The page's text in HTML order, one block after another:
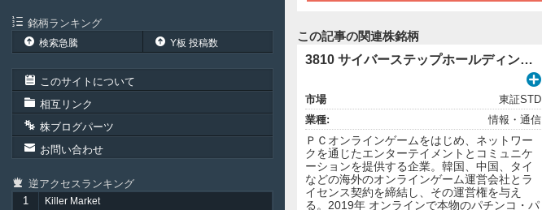
銘柄ランキング
検索急騰 Y板 投稿数
このサイトについて
相互リンク
株ブログパーツ
お問い合わせ
逆アクセスランキング
1
Killer Market
この記事の関連株銘柄
3810 サイバーステップホールディングス(株)
市場
東証STD
業種:
情報・通信
ＰＣオンラインゲームをはじめ、ネットワー
クを通じたエンターテイメントとコミュニケ
ーションを提供する企業。韓国、中国、タイ
などの海外のオンラインゲーム運営会社とラ
イセンス契約を締結し、その運営権を与え
る。2019年 オンラインで本物のパチンコ・パ